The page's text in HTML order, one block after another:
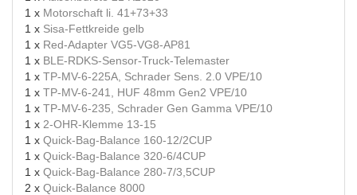
1 x Motorschaft li. 41+73+33
1 x Sisa-Fettkreide gelb
1 x Red-Adapter VG5-VG8-AP81
1 x BLE-RDKS-Sensor-Truck-Telemaster
1 x TP-MV-6-225A, Schrader Sens. 2.0 VPE/10
1 x TP-MV-6-241, HUF 48mm Gen2 VPE/10
1 x TP-MV-6-235, Schrader Gen Gamma VPE/10
1 x 2-OHR-Klemme 13-15
1 x Quick-Bag-Balance 160-12/2CUP
1 x Quick-Bag-Balance 320-6/4CUP
1 x Quick-Bag-Balance 280-7/3,5CUP
2 x Quick-Balance 8000